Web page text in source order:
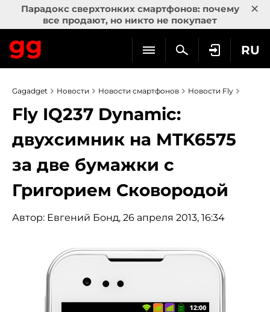
Парадокс сверхтонких смартфонов: почему
все продают, но никто не покупает
×
RU
Gagadget Новости Новости смартфонов Новости Fly
Fly IQ237 Dynamic:
двухсимник на MTK6575
за две бумажки с
Григорием Сковородой
Автор: Евгений Бонд, 26 апреля 2013, 16:34